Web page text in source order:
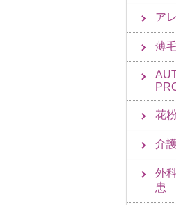
ア
薄
花
介
外
患